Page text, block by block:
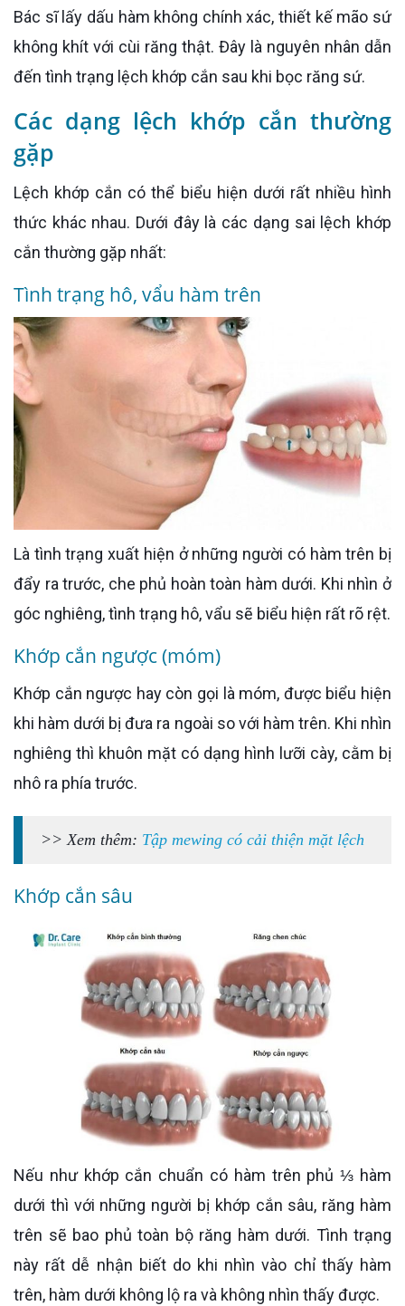
Bác sĩ lấy dấu hàm không chính xác, thiết kế mão sứ
không khít với cùi răng thật. Đây là nguyên nhân dẫn
đến tình trạng lệch khớp cắn sau khi bọc răng sứ.
Các dạng lệch khớp cắn thường
gặp
Lệch khớp cắn có thể biểu hiện dưới rất nhiều hình
thức khác nhau. Dưới đây là các dạng sai lệch khớp
cắn thường gặp nhất:
Tình trạng hô, vẩu hàm trên
Là tình trạng xuất hiện ở những người có hàm trên bị
đẩy ra trước, che phủ hoàn toàn hàm dưới. Khi nhìn ở
góc nghiêng, tình trạng hô, vẩu sẽ biểu hiện rất rõ rệt.
Khớp cắn ngược (móm)
Khớp cắn ngược hay còn gọi là móm, được biểu hiện
khi hàm dưới bị đưa ra ngoài so với hàm trên. Khi nhìn
nghiêng thì khuôn mặt có dạng hình lưỡi cày, cằm bị
nhô ra phía trước.
>> Xem thêm: Tập mewing có cải thiện mặt lệch
Khớp cắn sâu
Nếu như khớp cắn chuẩn có hàm trên phủ ⅓ hàm
dưới thì với những người bị khớp cắn sâu, răng hàm
trên sẽ bao phủ toàn bộ răng hàm dưới. Tình trạng
này rất dễ nhận biết do khi nhìn vào chỉ thấy hàm
trên, hàm dưới không lộ ra và không nhìn thấy được.